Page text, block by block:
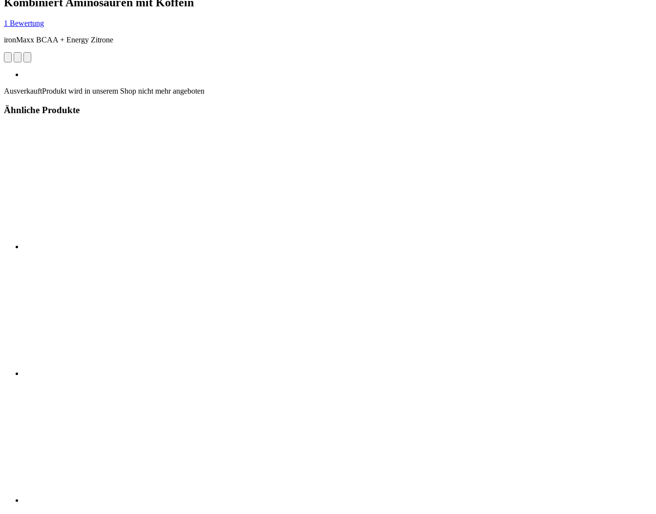
1 Bewertung
ironMaxx BCAA + Energy Zitrone
AusverkauftProdukt wird in unserem Shop nicht mehr angeboten
Ähnliche Produkte